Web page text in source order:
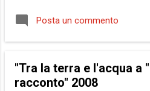
Posta un commento
"Tra la terra e l'acqua a
racconto" 2008